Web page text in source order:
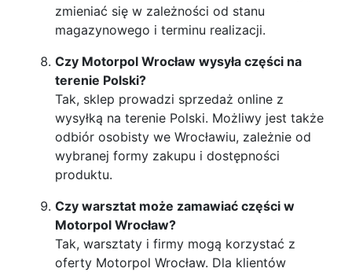
zmieniać się w zależności od stanu
magazynowego i terminu realizacji.
Czy Motorpol Wrocław wysyła części na
terenie Polski?
Tak, sklep prowadzi sprzedaż online z
wysyłką na terenie Polski. Możliwy jest także
odbiór osobisty we Wrocławiu, zależnie od
wybranej formy zakupu i dostępności
produktu.
Czy warsztat może zamawiać części w
Motorpol Wrocław?
Tak, warsztaty i firmy mogą korzystać z
oferty Motorpol Wrocław. Dla klientów